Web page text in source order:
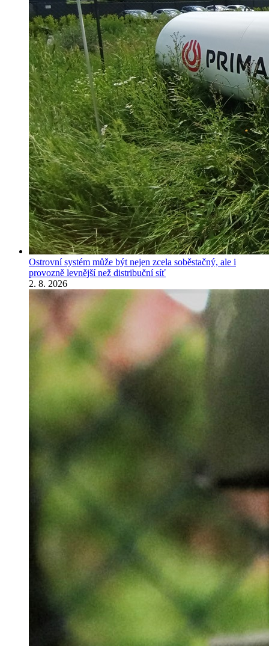
Ostrovní systém může být nejen zcela soběstačný, ale i
provozně levnější než distribuční síť
2. 8. 2026